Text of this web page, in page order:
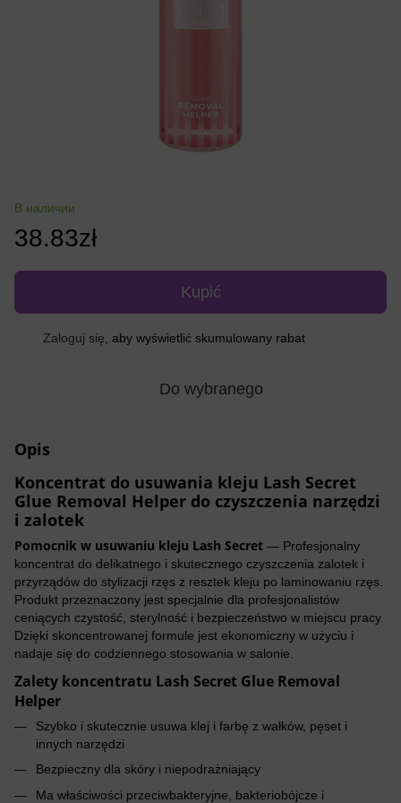
В наличии
38.83zł
Kupić
Zaloguj się , aby wyświetlić skumulowany rabat
Do wybranego
Opis
Koncentrat do usuwania kleju Lash Secret
Glue Removal Helper do czyszczenia narzędzi
i zalotek
Pomocnik w usuwaniu kleju Lash Secret — Profesjonalny
koncentrat do delikatnego i skutecznego czyszczenia zalotek i
przyrządów do stylizacji rzęs z resztek kleju po laminowaniu rzęs.
Produkt przeznaczony jest specjalnie dla profesjonalistów
ceniących czystość, sterylność i bezpieczeństwo w miejscu pracy.
Dzięki skoncentrowanej formule jest ekonomiczny w użyciu i
nadaje się do codziennego stosowania w salonie.
Zalety koncentratu Lash Secret Glue Removal
Helper
Szybko i skutecznie usuwa klej i farbę z wałków, pęset i
innych narzędzi
Bezpieczny dla skóry i niepodrażniający
Ma właściwości przeciwbakteryjne, bakteriobójcze i